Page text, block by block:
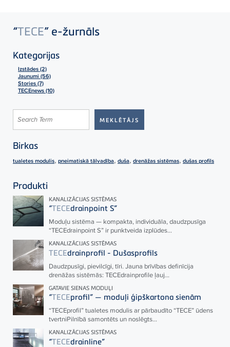
“TECE” e-žurnāls
Kategorijas
Izstādes (2)
Jaunumi (56)
Stories (7)
TECEnews (10)
Birkas
tualetes modulis, pneimatiskā tālvadība, duša, drenāžas sistēmas, dušas profils
Produkti
KANALIZĀCIJAS SISTĒMAS
“TECEdrainpoint S”
Moduļu sistēma — kompakta, individuāla, daudzpusīga
“TECEdrainpoint S” ir punktveida izplūdes...
KANALIZĀCIJAS SISTĒMAS
TECEdrainprofil - Dušasprofils
Daudzpusīgi, pievilcīgi, tīri. Jauna brīvības definīcija
drenāžas sistēmās: TECEdrainprofile ļauj...
GATAVIE SIENAS MODUĻI
“TECEprofil” — moduļi ģipškartona sienām
“TECEprofil” tualetes modulis ar pārbaudīto “TECE” ūdens
tvertniPilnībā samontēts un noslēgts...
KANALIZĀCIJAS SISTĒMAS
“TECEdrainline”